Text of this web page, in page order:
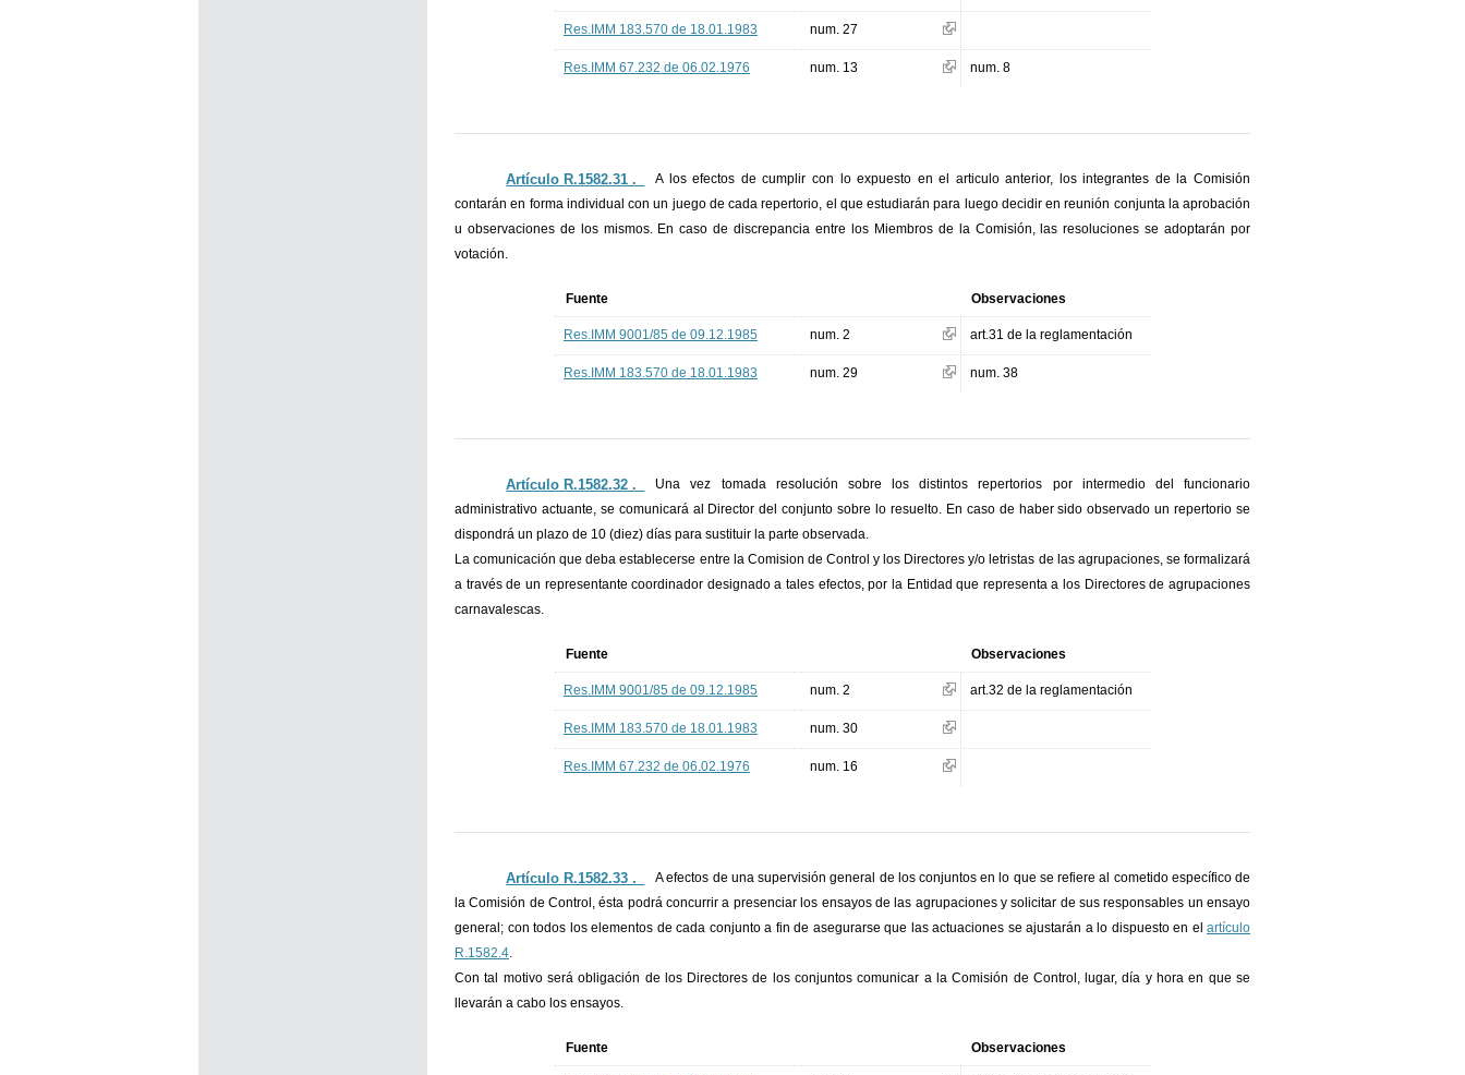
Res.IMM 183.570 de 18.01.1983 num. 27
Res.IMM 67.232 de 06.02.1976 num. 13 num. 8
Artículo R.1582.31 ._
A los efectos de cumplir con lo expuesto en el articulo anterior, los integrantes de la Comisión
contarán en forma individual con un juego de cada repertorio, el que estudiarán para luego decidir en reunión conjunta la aprobación
u observaciones de los mismos. En caso de discrepancia entre los Miembros de la Comisión, las resoluciones se adoptarán por
votación.
Fuente Observaciones
Res.IMM 9001/85 de 09.12.1985 num. 2 art.31 de la reglamentación
Res.IMM 183.570 de 18.01.1983 num. 29 num. 38
Artículo R.1582.32 ._
Una vez tomada resolución sobre los distintos repertorios por intermedio del funcionario
administrativo actuante, se comunicará al Director del conjunto sobre lo resuelto. En caso de haber sido observado un repertorio se
dispondrá un plazo de 10 (diez) días para sustituir la parte observada.
La comunicación que deba establecerse entre la Comision de Control y los Directores y/o letristas de las agrupaciones, se formalizará
a través de un representante coordinador designado a tales efectos, por la Entidad que representa a los Directores de agrupaciones
carnavalescas.
Fuente Observaciones
Res.IMM 9001/85 de 09.12.1985 num. 2 art.32 de la reglamentación
Res.IMM 183.570 de 18.01.1983 num. 30
Res.IMM 67.232 de 06.02.1976 num. 16
Artículo R.1582.33 ._
A efectos de una supervisión general de los conjuntos en lo que se refiere al cometido específico de
la Comisión de Control, ésta podrá concurrir a presenciar los ensayos de las agrupaciones y solicitar de sus responsables un ensayo
general; con todos los elementos de cada conjunto a fin de asegurarse que las actuaciones se ajustarán a lo dispuesto en el artículo
R.1582.4.
Con tal motivo será obligación de los Directores de los conjuntos comunicar a la Comisión de Control, lugar, día y hora en que se
llevarán a cabo los ensayos.
Fuente Observaciones